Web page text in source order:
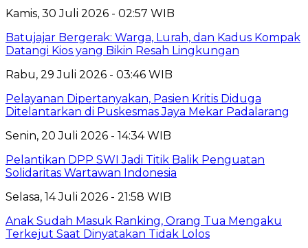
Kamis, 30 Juli 2026 - 02:57 WIB
Batujajar Bergerak: Warga, Lurah, dan Kadus Kompak
Datangi Kios yang Bikin Resah Lingkungan
Rabu, 29 Juli 2026 - 03:46 WIB
Pelayanan Dipertanyakan, Pasien Kritis Diduga
Ditelantarkan di Puskesmas Jaya Mekar Padalarang
Senin, 20 Juli 2026 - 14:34 WIB
Pelantikan DPP SWI Jadi Titik Balik Penguatan
Solidaritas Wartawan Indonesia
Selasa, 14 Juli 2026 - 21:58 WIB
Anak Sudah Masuk Ranking, Orang Tua Mengaku
Terkejut Saat Dinyatakan Tidak Lolos